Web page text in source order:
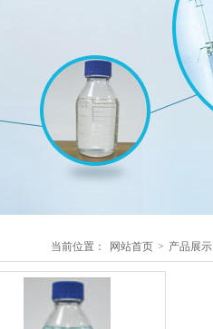
当前位置： 网站首页 > 产品展示